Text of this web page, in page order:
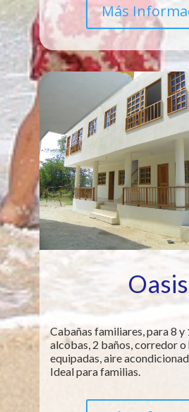
Más
Oasis
Cabañas familiares, para 8 y
alcobas, 2 baños, corredor
equipadas, aire
Ideal para familias.